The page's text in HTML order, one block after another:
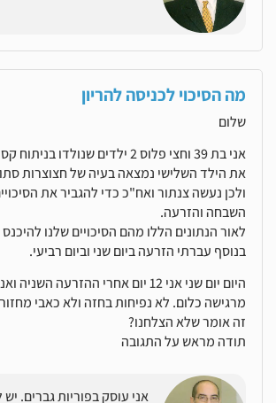
מה הסיכוי לכניסה להריון
שלום
אני בת 39 וחצי פלוס 2 ילדים שנולדו
את הילד השלישי נמצאה בעיה של חצוצרות
ולכן נעשה צנתור ואח"כ כדי להגביר את
השבחה והזרעה.
לאור הנתונים הללו מהם הסיכויים שלנו להיכנס
בנוסף עברתי הזרעה ביום שני וביום רביעי.
היום יום שני אני 12 יום אחרי ההזרעה
מרגישה כלום. לא נפיחות בחזה ולא כאבי
זה אומר שלא הצלחנו?
תודה מראש על התגובה
אני עוסק בפוריות גברים.